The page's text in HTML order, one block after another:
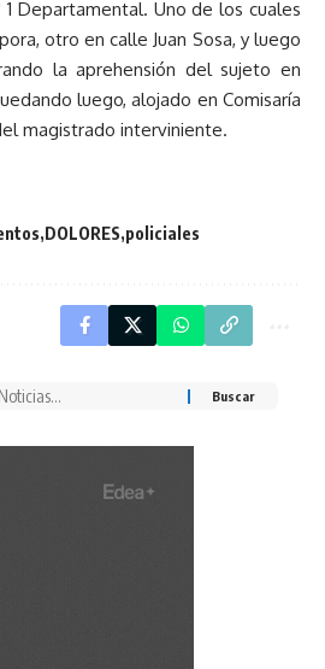
1 Departamental. Uno de los cuales
otro en calle Juan Sosa, y luego
la aprehensión del sujeto en
luego, alojado en Comisaría
magistrado interviniente.
DOLORES policiales